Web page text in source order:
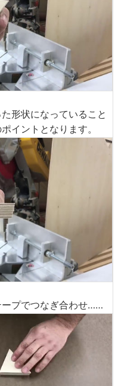
形状になっていること
イントとなります。
ープでつなぎ合わせ……